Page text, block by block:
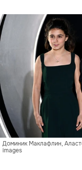
Доминик Маклафлин,
images